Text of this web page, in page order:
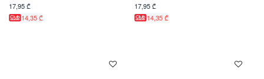
17,95 ₾
14,35 ₾
17,95 ₾
14,35 ₾